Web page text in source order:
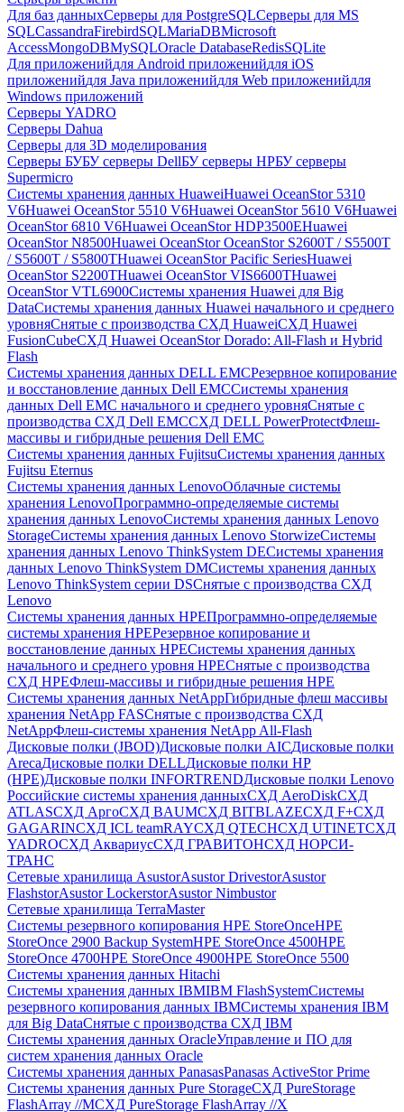
Для баз данныхСерверы для PostgreSQLСерверы для MS
SQLCassandraFirebirdSQLMariaDBMicrosoft
AccessMongoDBMySQLOracle DatabaseRedisSQLite
Для приложенийдля Android приложенийдля iOS
приложенийдля Java приложенийдля Web приложенийдля
Windows приложений
Серверы YADRO
Серверы Dahua
Серверы для 3D моделирования
Серверы БУБУ серверы DellБУ серверы HPБУ серверы
Supermicro
Системы хранения данных HuaweiHuawei OceanStor 5310
V6Huawei OceanStor 5510 V6Huawei OceanStor 5610 V6Huawei
OceanStor 6810 V6Huawei OceanStor HDP3500EHuawei
OceanStor N8500Huawei OceanStor OceanStor S2600T / S5500T
/ S5600T / S5800THuawei OceanStor Pacific SeriesHuawei
OceanStor S2200THuawei OceanStor VIS6600THuawei
OceanStor VTL6900Системы хранения Huawei для Big
DataСистемы хранения данных Huawei начального и среднего
уровняСнятые с производства СХД HuaweiСХД Huawei
FusionCubeСХД Huawei OceanStor Dorado: All-Flash и Hybrid
Flash
Системы хранения данных DELL EMCРезервное копирование
и восстановление данных Dell EMCСистемы хранения
данных Dell EMC начального и среднего уровняСнятые с
производства СХД Dell EMCСХД DELL PowerProtectФлеш-
массивы и гибридные решения Dell EMC
Системы хранения данных FujitsuСистемы хранения данных
Fujitsu Eternus
Системы хранения данных LenovoОблачные системы
хранения LenovoПрограммно-определяемые системы
хранения данных LenovoСистемы хранения данных Lenovo
StorageСистемы хранения данных Lenovo StorwizeСистемы
хранения данных Lenovo ThinkSystem DEСистемы хранения
данных Lenovo ThinkSystem DMСистемы хранения данных
Lenovo ThinkSystem серии DSСнятые с производства СХД
Lenovo
Системы хранения данных HPEПрограммно-определяемые
системы хранения HPEРезервное копирование и
восстановление данных HPEСистемы хранения данных
начального и среднего уровня HPEСнятые с производства
СХД HPEФлеш-массивы и гибридные решения HPE
Cистемы хранения данных NetAppГибридные флеш массивы
хранения NetApp FASСнятые с производства СХД
NetAppФлеш-системы хранения NetApp All-Flash
Дисковые полки (JBOD)Дисковые полки AICДисковые полки
ArecaДисковые полки DELLДисковые полки HP
(HPE)Дисковые полки INFORTRENDДисковые полки Lenovo
Российские системы хранения данныхСХД AeroDiskСХД
ATLASСХД AргоСХД BAUMСХД BITBLAZEСХД F+СХД
GAGARINСХД ICL teamRAYСХД QTECHСХД UTINETСХД
YADROСХД АквариусСХД ГРАВИТОНСХД НОРСИ-
ТРАНС
Сетевые хранилища AsustorAsustor DrivestorAsustor
FlashstorAsustor LockerstorAsustor Nimbustor
Сетевые хранилища TerraMaster
Системы резервного копирования HPE StoreOnceHPE
StoreOnce 2900 Backup SystemHPE StoreOnce 4500HPE
StoreOnce 4700HPE StoreOnce 4900HPE StoreOnce 5500
Системы хранения данных Hitachi
Системы хранения данных IBMIBM FlashSystemСистемы
резервного копирования данных IBMСистемы хранения IBM
для Big DataСнятые с производства СХД IBM
Системы хранения данных OracleУправление и ПО для
систем хранения данных Oracle
Системы хранения данных PanasasPanasas ActiveStor Prime
Системы хранения данных Pure StorageСХД PureStorage
FlashArray //MСХД PureStorage FlashArray //X